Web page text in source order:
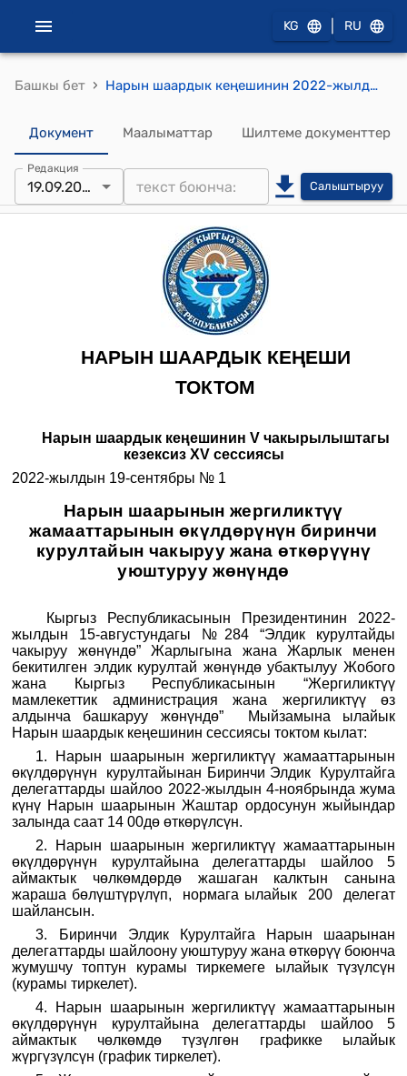
KG RU
Башкы бет › Нарын шаардык кеңешинин 2022-жылдын 19-сентябрындагы № 1 "Нарын шаарынын жергиликтүү жамааттарынын өкүлдөрүнүн биринчи курултайын чакыруу жана өткөрүүнү уюштуруу жөнүндө" токтому
Документ Маалыматтар Шилтеме документтер
Редакция
19.09.2022 Салыштыруу